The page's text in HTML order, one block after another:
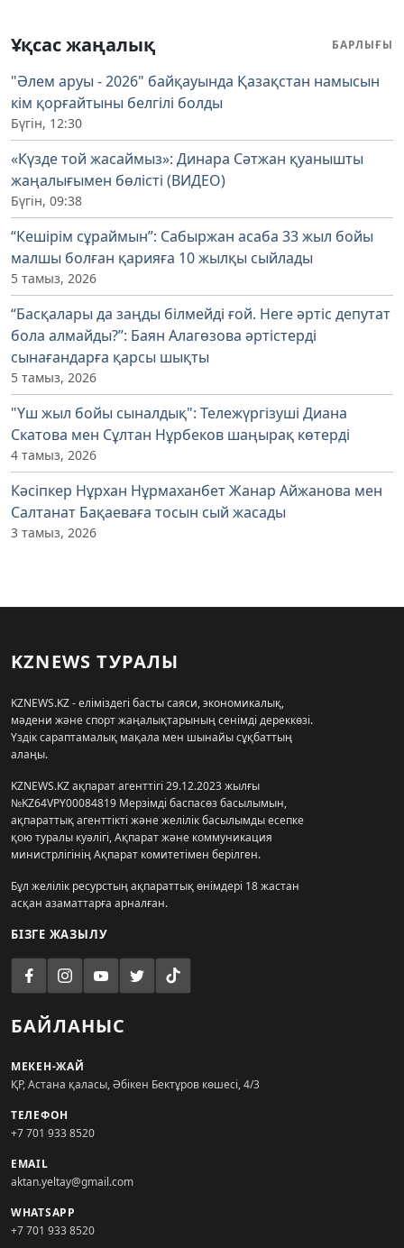
Ұқсас жаңалық БАРЛЫҒЫ
"Әлем аруы - 2026" байқауында Қазақстан намысын
кім қорғайтыны белгілі болды
Бүгін, 12:30
«Күзде той жасаймыз»: Динара Сәтжан қуанышты
жаңалығымен бөлісті (ВИДЕО)
Бүгін, 09:38
“Кешірім сұраймын”: Сабыржан асаба 33 жыл бойы
малшы болған қарияға 10 жылқы сыйлады
5 тамыз, 2026
“Басқалары да заңды білмейді ғой. Неге әртіс депутат
бола алмайды?”: Баян Алагөзова әртістерді
сынағандарға қарсы шықты
5 тамыз, 2026
"Үш жыл бойы сыналдық": Тележүргізуші Диана
Скатова мен Сұлтан Нұрбеков шаңырақ көтерді
4 тамыз, 2026
Кәсіпкер Нұрхан Нұрмаханбет Жанар Айжанова мен
Салтанат Бақаеваға тосын сый жасады
3 тамыз, 2026
KZNEWS ТУРАЛЫ
KZNEWS.KZ - еліміздегі басты саяси, экономикалық,
мәдени және спорт жаңалықтарының сенімді дереккөзі.
Үздік сараптамалық мақала мен шынайы сұқбаттың
алаңы.
KZNEWS.KZ ақпарат агенттігі 29.12.2023 жылғы
№KZ64VPY00084819 Мерзімді баспасөз басылымын,
ақпараттық агенттікті және желілік басылымды есепке
қою туралы куәлігі, Ақпарат және коммуникация
министрлігінің Ақпарат комитетімен берілген.
Бұл желілік ресурстың ақпараттық өнімдері 18 жастан
асқан азаматтарға арналған.
БІЗГЕ ЖАЗЫЛУ
БАЙЛАНЫС
МЕКЕН-ЖАЙ
ҚР, Астана қаласы, Әбікен Бектұров көшесі, 4/3
ТЕЛЕФОН
+7 701 933 8520
EMAIL
aktan.yeltay@gmail.com
WHATSAPP
+7 701 933 8520